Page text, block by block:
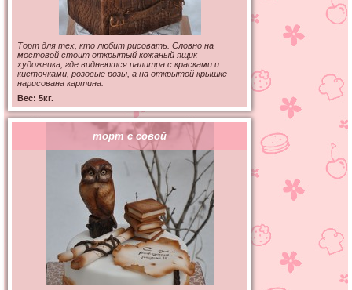
Торт для тех, кто любит рисовать. Словно на
мостовой стоит открытый кожаный ящик
художника, где виднеются палитра с красками и
кисточками, розовые розы, а на открытой крышке
нарисована картина.
Вес: 5кг.
торт с совой